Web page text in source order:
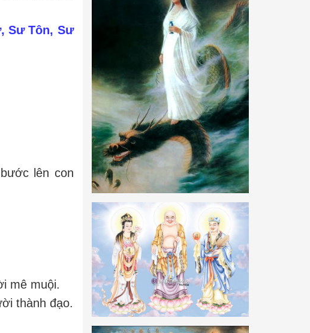
Sư Tôn, Sư
lên con
mê muội.
thành đạo.